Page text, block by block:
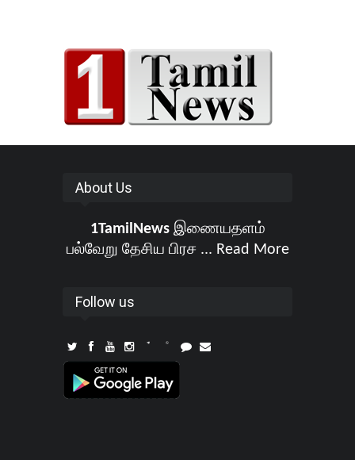
About Us
1TamilNewsஇணையதளம்
பல்வேறு தேசிய பிரச ... Read More
Follow us